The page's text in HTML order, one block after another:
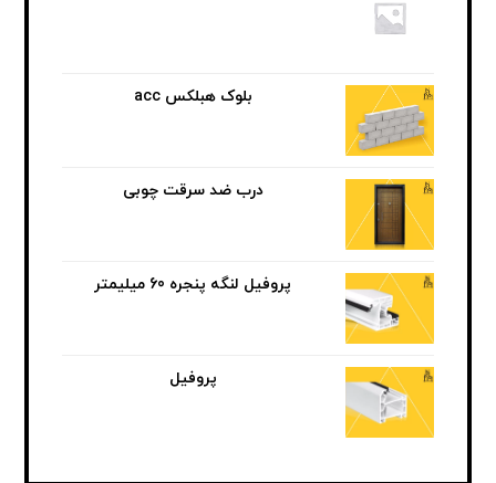
بلوک هبلکس acc
درب ضد سرقت چوبی
پروفیل لنگه پنجره 60 میلیمتر
پروفیل